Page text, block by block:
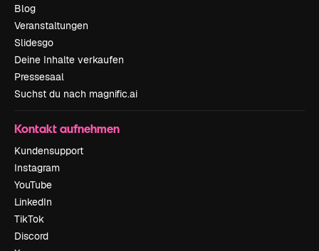
Blog
Veranstaltungen
Slidesgo
Deine Inhalte verkaufen
Pressesaal
Suchst du nach magnific.ai
Kontakt aufnehmen
Kundensupport
Instagram
YouTube
LinkedIn
TikTok
Discord